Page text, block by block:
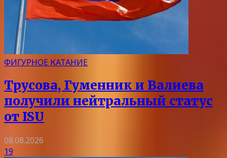
ФИГУРНОЕ КАТАНИЕ
Трусова, Гуменник и Валиева
получили нейтральный статус
от ISU
08.08.2026
19